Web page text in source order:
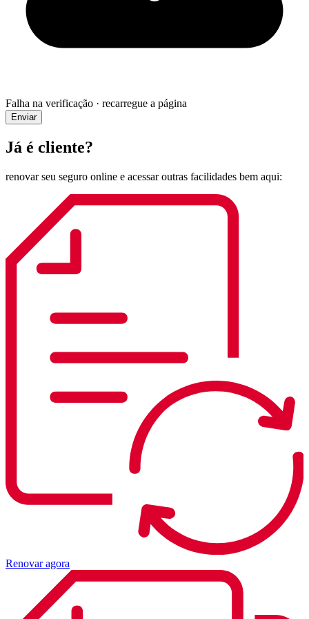
Falha na verificação · recarregue a página
Enviar
Já é cliente?
renovar seu seguro online e acessar outras facilidades bem aqui:
Renovar agora